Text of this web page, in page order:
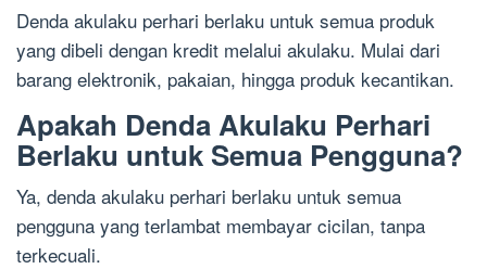
Denda akulaku perhari berlaku untuk semua produk
yang dibeli dengan kredit melalui akulaku. Mulai dari
barang elektronik, pakaian, hingga produk kecantikan.
Apakah Denda Akulaku Perhari
Berlaku untuk Semua Pengguna?
Ya, denda akulaku perhari berlaku untuk semua
pengguna yang terlambat membayar cicilan, tanpa
terkecuali.